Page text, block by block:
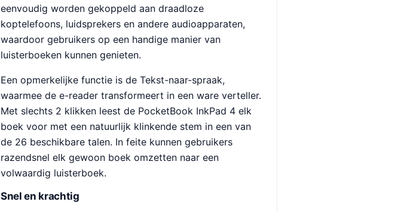
eenvoudig worden gekoppeld aan draadloze
koptelefoons, luidsprekers en andere audioapparaten,
waardoor gebruikers op een handige manier van
luisterboeken kunnen genieten.
Een opmerkelijke functie is de Tekst-naar-spraak,
waarmee de e-reader transformeert in een ware verteller.
Met slechts 2 klikken leest de PocketBook InkPad 4 elk
boek voor met een natuurlijk klinkende stem in een van
de 26 beschikbare talen. In feite kunnen gebruikers
razendsnel elk gewoon boek omzetten naar een
volwaardig luisterboek.
Snel en krachtig